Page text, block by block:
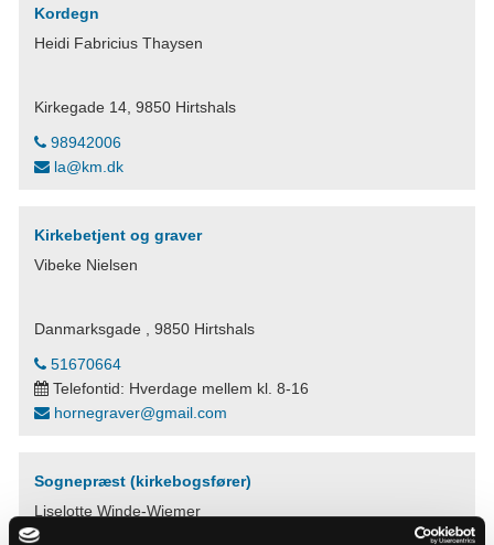
Kordegn
Heidi Fabricius Thaysen
Kirkegade 14, 9850 Hirtshals
98942006
la@km.dk
Kirkebetjent og graver
Vibeke Nielsen
Danmarksgade , 9850 Hirtshals
51670664
Telefontid: Hverdage mellem kl. 8-16
hornegraver@gmail.com
Sognepræst (kirkebogsfører)
Liselotte Winde-Wiemer